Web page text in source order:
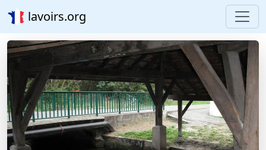
lavoirs.org